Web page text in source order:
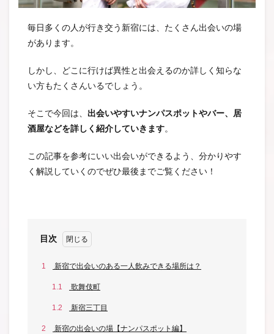
毎日多くの人が行き交う新宿には、たくさん出会いの場
があります。
しかし、どこに行けば異性と出会えるのか詳しく知らな
い方もたくさんいるでしょう。
そこで今回は、 出会いやすいナンパスポットやバー、居
酒屋などを詳しく紹介していきます。
この記事を参考にいい出会いができるよう、分かりやす
く解説していくのでぜひ最後までご覧ください！
目次
1 新宿で出会いのある一人飲みできる場所は？
1.1 歌舞伎町
1.2 新宿三丁目
2 新宿の出会いの場【ナンパスポット編】